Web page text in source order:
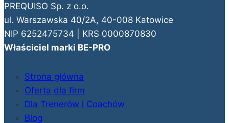
PREQUISO Sp. z o.o.
ul. Warszawska 40/2A, 40-008 Katowice
NIP 6252475734 | KRS 0000870830
Właściciel marki BE-PRO
Strona główna
Oferta dla firm
Dla Trenerów i Coachów
Blog